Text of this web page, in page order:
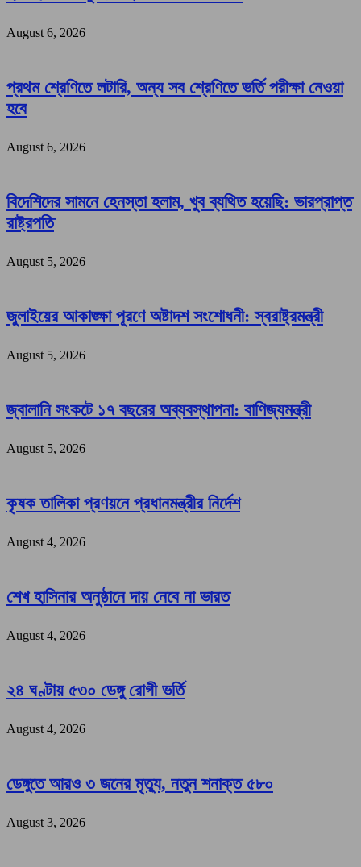
August 6, 2026
প্রথম শ্রেণিতে লটারি, অন্য সব শ্রেণিতে ভর্তি পরীক্ষা নেওয়া
হবে
August 6, 2026
বিদেশিদের সামনে হেনস্তা হলাম, খুব ব্যথিত হয়েছি: ভারপ্রাপ্ত
রাষ্ট্রপতি
August 5, 2026
জুলাইয়ের আকাঙ্ক্ষা পূরণে অষ্টাদশ সংশোধনী: স্বরাষ্ট্রমন্ত্রী
August 5, 2026
জ্বালানি সংকটে ১৭ বছরের অব্যবস্থাপনা: বাণিজ্যমন্ত্রী
August 5, 2026
কৃষক তালিকা প্রণয়নে প্রধানমন্ত্রীর নির্দেশ
August 4, 2026
শেখ হাসিনার অনুষ্ঠানে দায় নেবে না ভারত
August 4, 2026
২৪ ঘণ্টায় ৫৩০ ডেঙ্গু রোগী ভর্তি
August 4, 2026
ডেঙ্গুতে আরও ৩ জনের মৃত্যু, নতুন শনাক্ত ৫৮০
August 3, 2026